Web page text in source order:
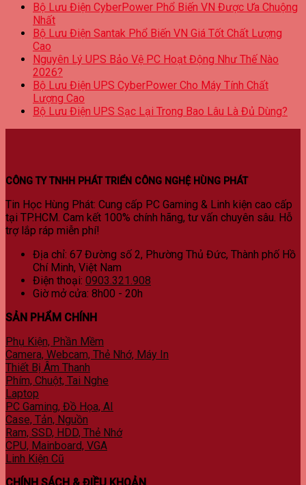
Bộ Lưu Điện CyberPower Phổ Biến VN Được Ưa Chuộng
Nhất
Bộ Lưu Điện Santak Phổ Biến VN Giá Tốt Chất Lượng
Cao
Nguyên Lý UPS Bảo Vệ PC Hoạt Động Như Thế Nào
2026?
Bộ Lưu Điện UPS CyberPower Cho Máy Tính Chất
Lượng Cao
Bộ Lưu Điện UPS Sạc Lại Trong Bao Lâu Là Đủ Dùng?
CÔNG TY TNHH PHÁT TRIỂN CÔNG NGHỆ HÙNG PHÁT
Tin Học Hùng Phát: Cung cấp PC Gaming & Linh kiện cao cấp
tại TP.HCM. Cam kết 100% chính hãng, tư vấn chuyên sâu. Hỗ
trợ lắp ráp miễn phí!
Địa chỉ: 67 Đường số 2, Phường Thủ Đức, Thành phố Hồ
Chí Minh, Việt Nam
Điện thoại: 0903.321.908
Giờ mở cửa: 8h00 - 20h
SẢN PHẨM CHÍNH
Phụ Kiện, Phần Mềm
Camera, Webcam, Thẻ Nhớ, Máy In
Thiết Bị Âm Thanh
Phím, Chuột, Tai Nghe
Laptop
PC Gaming, Đồ Họa, AI
Case, Tản, Nguồn
Ram, SSD, HDD, Thẻ Nhớ
CPU, Mainboard, VGA
Linh Kiện Cũ